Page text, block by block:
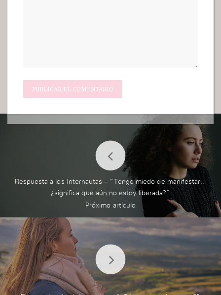
Respuesta a los Internautas – “Tengo miedo de manifestar…
¿significa que aún no estoy liberada?”